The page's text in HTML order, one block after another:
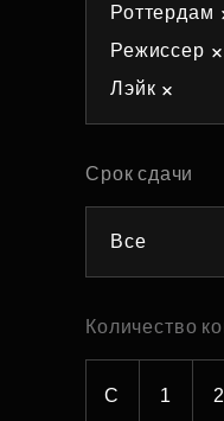
Роттердам
Режиссер
Лэйк
Срок сдачи
Все
Количество
С 1 2